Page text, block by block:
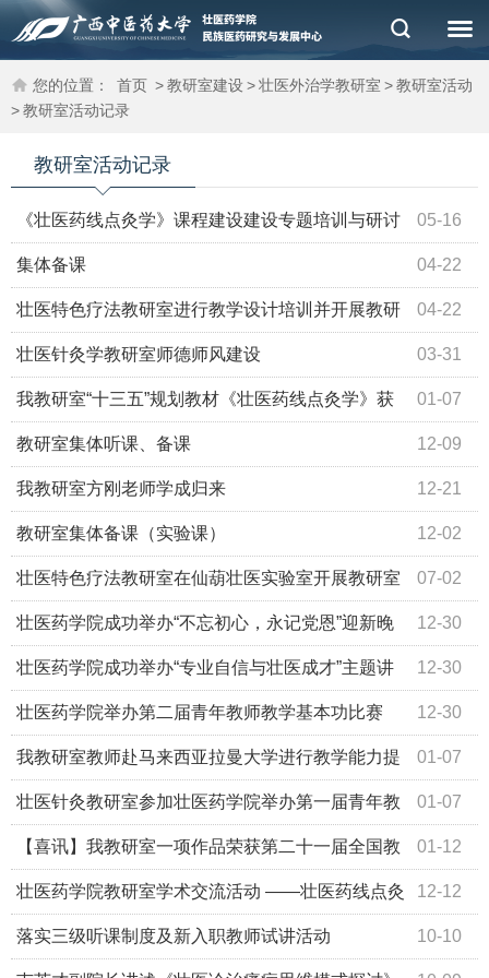
您的位置： 首页 >教研室建设 >壮医外治学教研室 >教研室活动
>教研室活动记录
教研室活动记录
05-16
《壮医药线点灸学》课程建设建设专题培训与研讨
会 04-22
集体备课
04-22
壮医特色疗法教研室进行教学设计培训并开展教研
室集体备课活动 03-31
壮医针灸学教研室师德师风建设
01-07
我教研室“十三五”规划教材《壮医药线点灸学》获
得2022年区级优秀教材 12-09
教研室集体听课、备课
12-21
我教研室方刚老师学成归来
12-02
教研室集体备课（实验课）
07-02
壮医特色疗法教研室在仙葫壮医实验室开展教研室
活动 12-30
壮医药学院成功举办“不忘初心，永记党恩”迎新晚
会 12-30
壮医药学院成功举办“专业自信与壮医成才”主题讲
座 12-30
壮医药学院举办第二届青年教师教学基本功比赛
01-07
我教研室教师赴马来西亚拉曼大学进行教学能力提
升培训圆满结束 01-07
壮医针灸教研室参加壮医药学院举办第一届青年教
师基本功大赛 01-12
【喜讯】我教研室一项作品荣获第二十一届全国教
育教学信息化大奖赛三等奖 12-12
壮医药学院教研室学术交流活动 ——壮医药线点灸
技法 10-10
落实三级听课制度及新入职教师试讲活动